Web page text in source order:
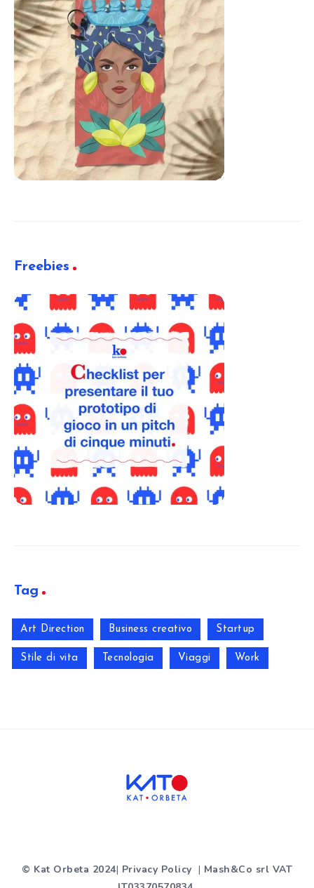
Freebies
Tag
Art Direction Business creativo Startup
Stile di vita Tecnologia Viaggi Work
© Kat Orbeta 2024| Privacy Policy | Mash&Co srl VAT